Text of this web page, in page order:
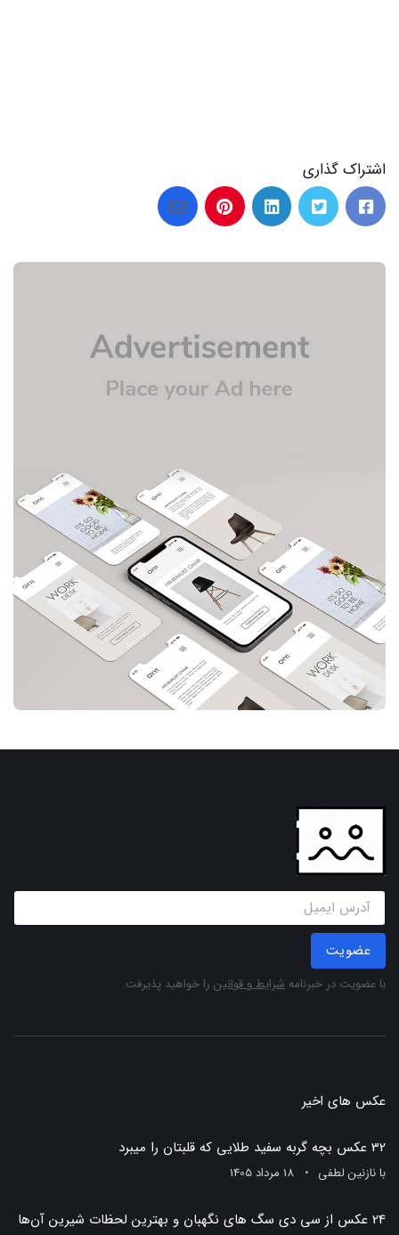
اشتراک گذاری
عضویت
با عضویت در خبرنامه شرایط و قوانین را خواهید پذیرفت.
عکس های اخیر
32 عکس بچه گربه سفید طلایی که قلبتان را میبرد
بانازنین لطفی 18 مرداد 1405
24 عکس از سی دی سگ های نگهبان و بهترین لحظات شیرین آن‌ها